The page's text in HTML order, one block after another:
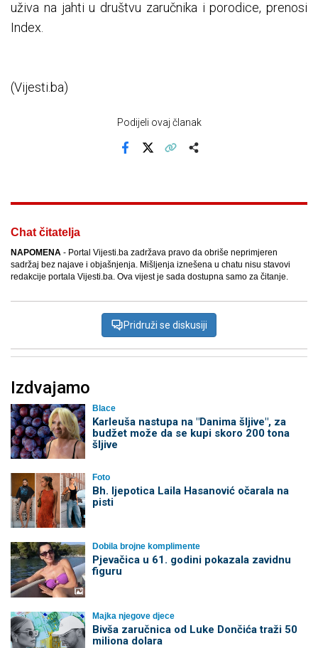
uživa na jahti u društvu zaručnika i porodice, prenosi
Index.
(Vijesti.ba)
Podijeli ovaj članak
Chat čitatelja
NAPOMENA - Portal Vijesti.ba zadržava pravo da obriše neprimjeren
sadržaj bez najave i objašnjenja. Mišljenja iznešena u chatu nisu stavovi
redakcije portala Vijesti.ba. Ova vijest je sada dostupna samo za čitanje.
Pridruži se diskusiji
Izdvajamo
Blace
Karleuša nastupa na "Danima šljive", za
budžet može da se kupi skoro 200 tona
šljive
Foto
Bh. ljepotica Laila Hasanović očarala na
pisti
Dobila brojne komplimente
Pjevačica u 61. godini pokazala zavidnu
figuru
Majka njegove djece
Bivša zaručnica od Luke Dončića traži 50
miliona dolara